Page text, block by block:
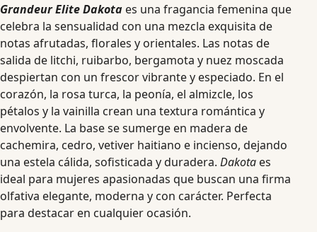
Grandeur Elite Dakota es una fragancia femenina que
celebra la sensualidad con una mezcla exquisita de
notas afrutadas, florales y orientales. Las notas de
salida de litchi, ruibarbo, bergamota y nuez moscada
despiertan con un frescor vibrante y especiado. En el
corazón, la rosa turca, la peonía, el almizcle, los
pétalos y la vainilla crean una textura romántica y
envolvente. La base se sumerge en madera de
cachemira, cedro, vetiver haitiano e incienso, dejando
una estela cálida, sofisticada y duradera. Dakota es
ideal para mujeres apasionadas que buscan una firma
olfativa elegante, moderna y con carácter. Perfecta
para destacar en cualquier ocasión.